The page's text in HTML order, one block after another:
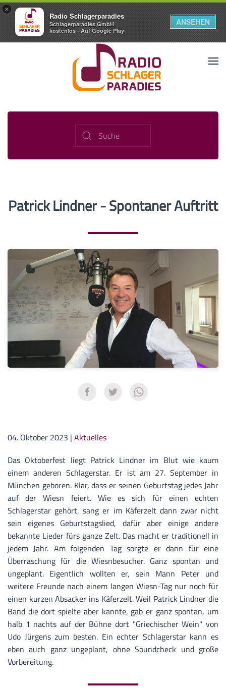
×
Radio Schlagerparadies
Schlagerparadies GmbH
kostenlos - Auf Google Play
ANSEHEN
Patrick Lindner - Spontaner Auftritt
04. Oktober 2023 | Aktuelles
Das Oktoberfest liegt Patrick Lindner im Blut wie kaum
einem anderen Schlagerstar. Er ist am 27. September in
München geboren. Klar, dass er seinen Geburtstag jedes Jahr
auf der Wiesn feiert. Wie es sich für einen echten
Schlagerstar gehört, sang er im Käferzelt dann zwar nicht
sein eigenes Geburtstagslied, dafür aber einige andere
bekannte Lieder fürs ganze Zelt. Das macht er traditionell in
jedem Jahr. Am folgenden Tag sorgte er dann für eine
Überraschung für die Wiesnbesucher. Ganz spontan und
ungeplant. Eigentlich wollten er, sein Mann Peter und
weitere Freunde nach einem langen Wiesn-Tag nur noch für
einen kurzen Absacker ins Käferzelt. Weil Patrick Lindner die
Band die dort spielte aber kannte, gab er ganz spontan, um
halb 1 nachts auf der Bühne dort "Griechischer Wein" von
Udo Jürgens zum besten. Ein echter Schlagerstar kann es
eben auch ganz ungeplant, ohne Soundcheck und große
Vorbereitung.